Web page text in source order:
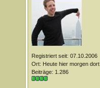
Registriert seit: 07.10.2006
Ort: Heute hier morgen dort
Beiträge: 1.286